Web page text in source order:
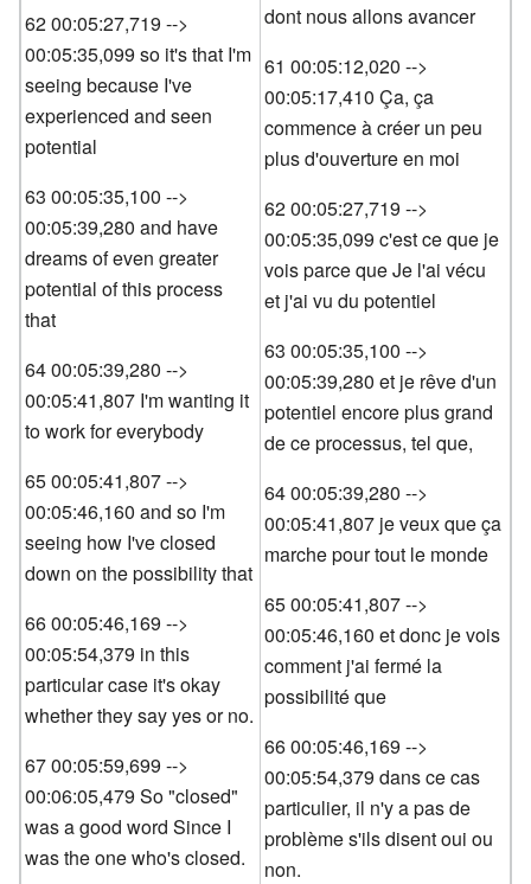
62 00:05:27,719 -->
00:05:35,099 so it's that I'm
seeing because I've
experienced and seen
potential
63 00:05:35,100 -->
00:05:39,280 and have
dreams of even greater
potential of this process
that
64 00:05:39,280 -->
00:05:41,807 I'm wanting it
to work for everybody
65 00:05:41,807 -->
00:05:46,160 and so I'm
seeing how I've closed
down on the possibility that
66 00:05:46,169 -->
00:05:54,379 in this
particular case it's okay
whether they say yes or no.
67 00:05:59,699 -->
00:06:05,479 So "closed"
was a good word Since I
was the one who's closed.
dont nous allons avancer
61 00:05:12,020 -->
00:05:17,410 Ça, ça
commence à créer un peu
plus d'ouverture en moi
62 00:05:27,719 -->
00:05:35,099 c'est ce que je
vois parce que Je l'ai vécu
et j'ai vu du potentiel
63 00:05:35,100 -->
00:05:39,280 et je rêve d'un
potentiel encore plus grand
de ce processus, tel que,
64 00:05:39,280 -->
00:05:41,807 je veux que ça
marche pour tout le monde
65 00:05:41,807 -->
00:05:46,160 et donc je vois
comment j'ai fermé la
possibilité que
66 00:05:46,169 -->
00:05:54,379 dans ce cas
particulier, il n'y a pas de
problème s'ils disent oui ou
non.